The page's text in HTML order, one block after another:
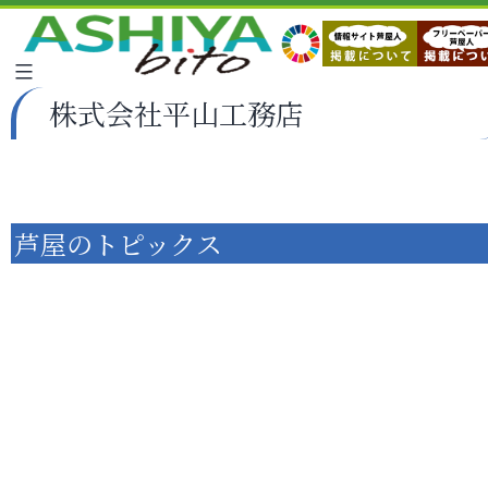
株式会社平山工務店
芦屋のトピックス